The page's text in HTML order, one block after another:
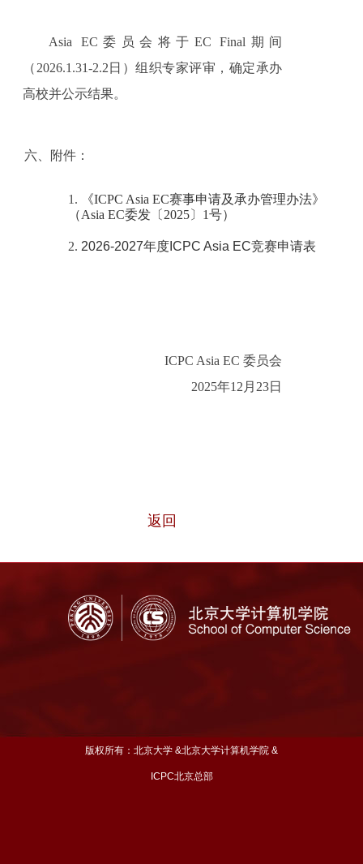
Asia EC 委员会将于EC Final期间
（2026.1.31-2.2日）组织专家评审，确定承办
高校并公示结果。
六、附件：
1.
《ICPC Asia EC赛事申请及承办管理办法》
（Asia EC委发〔2025〕1号）
2. 2026-2027年度ICPC Asia EC竞赛申请表
ICPC Asia EC 委员会
2025年12月23日
返回
版权所有：北京大学 &北京大学计算机学院 &
ICPC北京总部